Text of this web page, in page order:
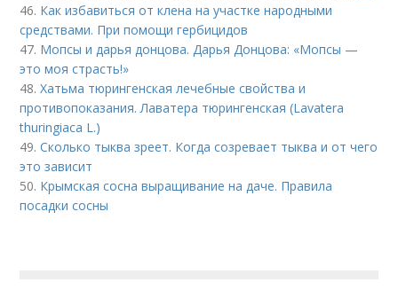
46. Как избавиться от клена на участке народными
средствами. При помощи гербицидов
47. Мопсы и дарья донцова. Дарья Донцова: «Мопсы —
это моя страсть!»
48.Хатьма тюрингенская лечебные свойства и
противопоказания. Лаватера тюрингенская (Lavatera
thuringiaca L.)
49.Сколько тыква зреет. Когда созревает тыква и от чего
это зависит
50. Крымская сосна выращивание на даче. Правила
посадки сосны